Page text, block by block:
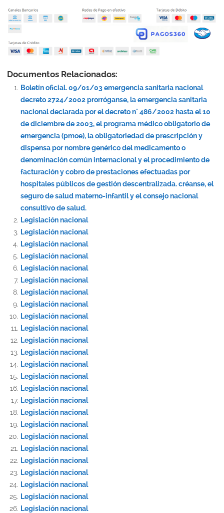
Documentos Relacionados:
Boletín oficial. 09/01/03 emergencia sanitaria nacional
decreto 2724/2002 prorróganse, la emergencia sanitaria
nacional declarada por el decreto n° 486/2002 hasta el 10
de diciembre de 2003, el programa médico obligatorio de
emergencia (pmoe), la obligatoriedad de prescripción y
dispensa por nombre genérico del medicamento o
denominación común internacional y el procedimiento de
facturación y cobro de prestaciones efectuadas por
hospitales públicos de gestión descentralizada. créanse, el
seguro de salud materno-infantil y el consejo nacional
consultivo de salud.
Legislación nacional
Legislación nacional
Legislación nacional
Legislación nacional
Legislación nacional
Legislación nacional
Legislación nacional
Legislación nacional
Legislación nacional
Legislación nacional
Legislación nacional
Legislación nacional
Legislación nacional
Legislación nacional
Legislación nacional
Legislación nacional
Legislación nacional
Legislación nacional
Legislación nacional
Legislación nacional
Legislación nacional
Legislación nacional
Legislación nacional
Legislación nacional
Legislación nacional